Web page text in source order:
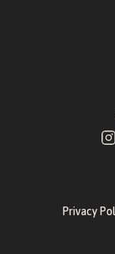
Privacy